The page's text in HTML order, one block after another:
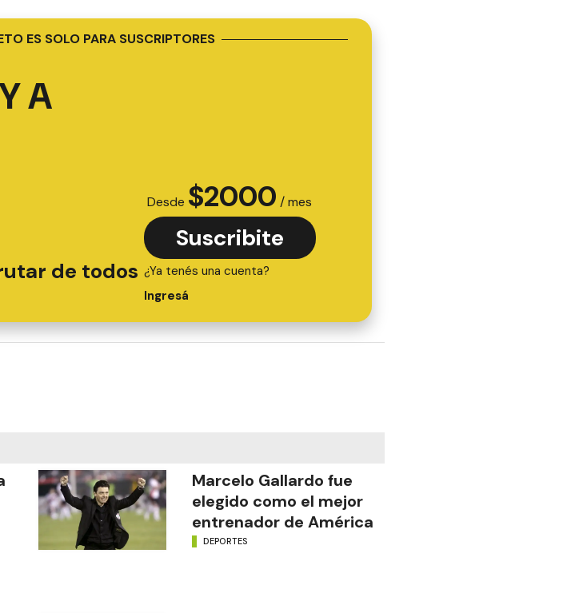
ES SOLO PARA SUSCRIPTORES
A
de todos
Desde $2000 / mes
Suscribite
¿Ya tenés una cuenta?
Ingresá
Marcelo Gallardo fue
elegido como el mejor
entrenador de América
DEPORTES